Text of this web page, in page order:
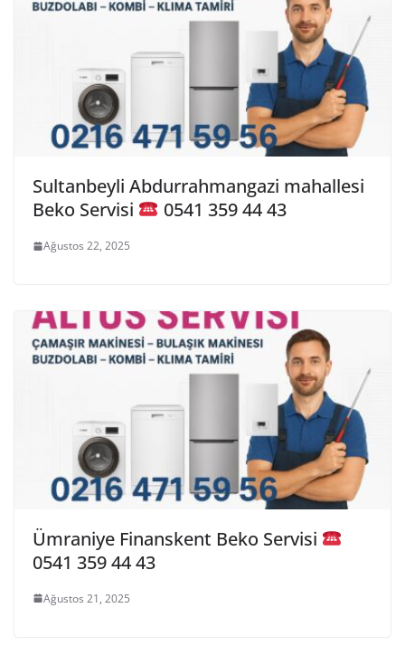
Sultanbeyli Abdurrahmangazi mahallesi
Beko Servisi
0541 359 44 43
Ağustos 22, 2025
Ümraniye Finanskent Beko Servisi
0541 359 44 43
Ağustos 21, 2025